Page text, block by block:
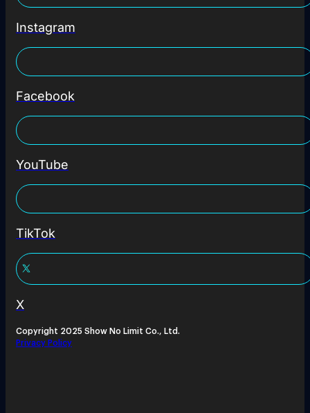
Instagram
Facebook
YouTube
TikTok
X
Copyright 2025 Show No Limit Co., Ltd.
Privacy Policy